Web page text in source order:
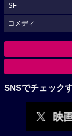
SF
コメディ
SNSでチェック